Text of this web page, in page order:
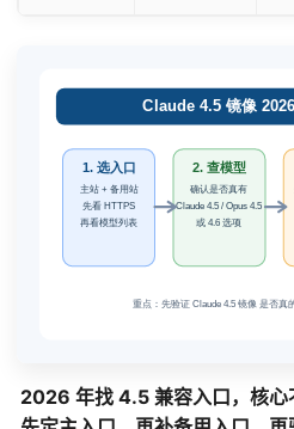
2026 年找 4.5 兼容入口，核心